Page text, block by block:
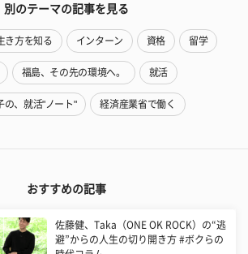
別のテーマの記事を見る
き方を知る インターン 資格 留学
福島、その先の環境へ。 就活
の、就活"ノート" 経済産業省で働く
おすすめの記事
佐藤健、Taka（ONE OK ROCK）の“逃
避”からの人生の切り開き方 #ボクらの